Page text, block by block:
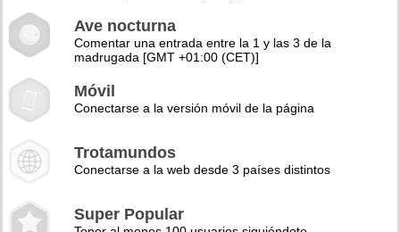
Ave nocturna
Comentar una entrada entre la 1 y las 3 de la
madrugada [GMT +01:00 (CET)]
Móvil
Conectarse a la versión móvil de la página
Trotamundos
Conectarse a la web desde 3 países distintos
Super Popular